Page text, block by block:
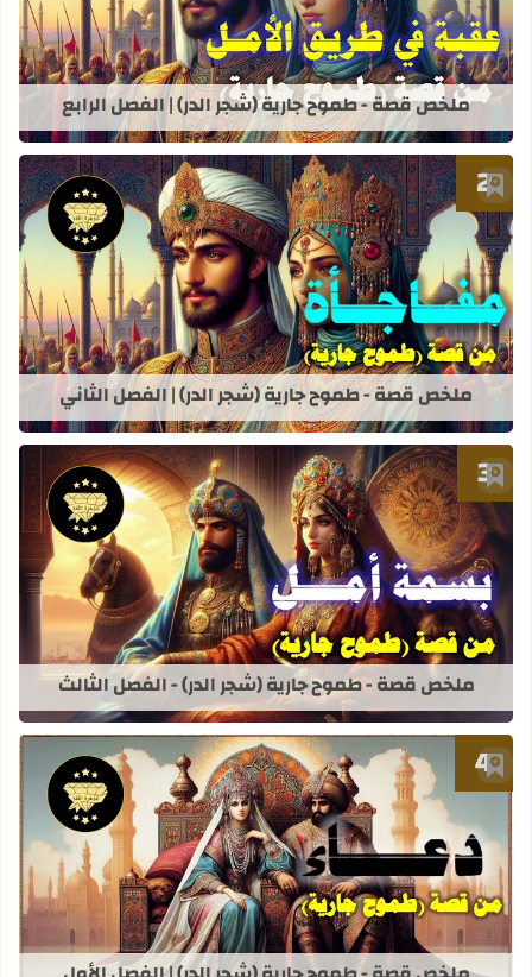
قراءة المزيد عن ملخص قصة - طموح
ملخص قصة - طموح جارية (شجر الدر) | الفصل الرابع
أضف إلى العلامات المرجعية
قراءة المزيد عن ملخص قصة - طموح
ملخص قصة - طموح جارية (شجر الدر) | الفصل الثاني
أضف إلى العلامات المرجعية
قراءة المزيد عن ملخص قصة - طموح
ملخص قصة - طموح جارية (شجر الدر) - الفصل الثالث
أضف إلى العلامات المرجعية
قراءة المزيد عن ملخص قصة - طموح